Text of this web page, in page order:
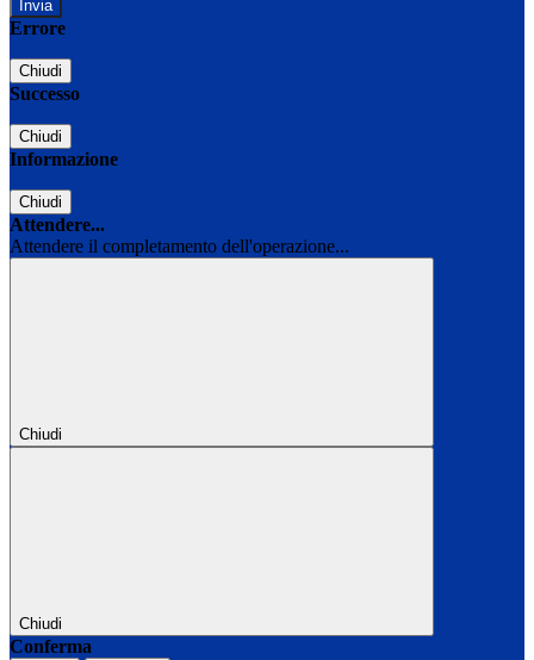
Errore
Chiudi
Successo
Chiudi
Informazione
Chiudi
Attendere...
Attendere il completamento dell'operazione...
Chiudi
Chiudi
Conferma